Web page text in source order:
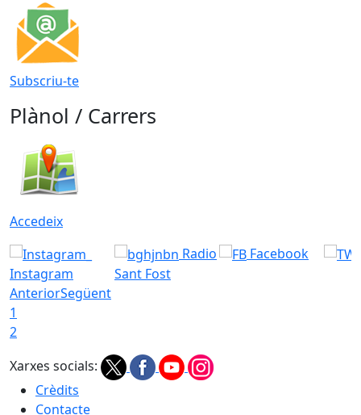
Subscriu-te
Plànol / Carrers
Accedeix
Instagram
Radio
Sant Fost
Facebook
AnteriorSegüent
1
2
Xarxes socials:
Crèdits
Contacte